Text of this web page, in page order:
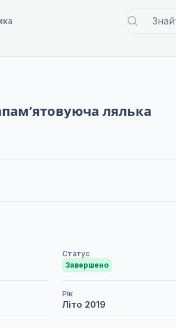
лялька
Статус
Завершено
Рік
Літо 2019